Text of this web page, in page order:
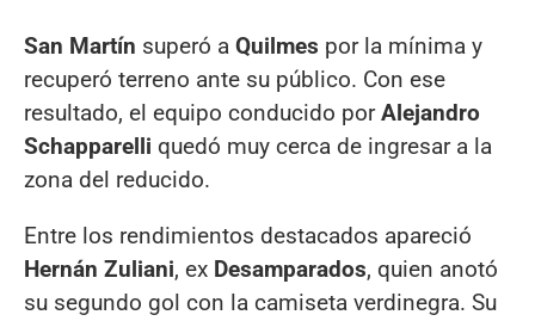
San Martín superó a Quilmes por la mínima y
recuperó terreno ante su público. Con ese
resultado, el equipo conducido porAlejandro
Schapparelli quedó muy cerca de ingresar a la
zona del reducido.
Entre los rendimientos destacados apareció
Hernán Zuliani, ex Desamparados, quien anotó
su segundo gol con la camiseta verdinegra. Su